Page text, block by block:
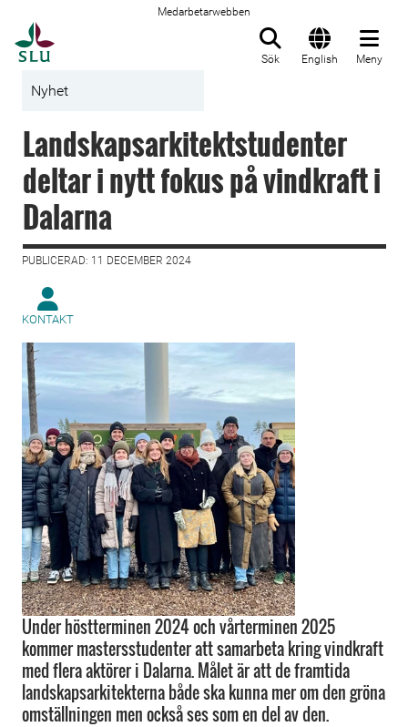
Medarbetarwebben
Sök English Meny
Nyhet
Landskapsarkitektstudenter
deltar i nytt fokus på vindkraft i
Dalarna
PUBLICERAD: 11 DECEMBER 2024
KONTAKT
Under höstterminen 2024 och vårterminen 2025
kommer mastersstudenter att samarbeta kring vindkraft
med flera aktörer i Dalarna. Målet är att de framtida
landskapsarkitekterna både ska kunna mer om den gröna
omställningen men också ses som en del av den.